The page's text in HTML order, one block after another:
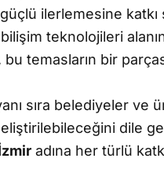
ilerlemesine katkı
teknolojileri
temasların bir
sıra belediyeler ve
dile
adına her türlü